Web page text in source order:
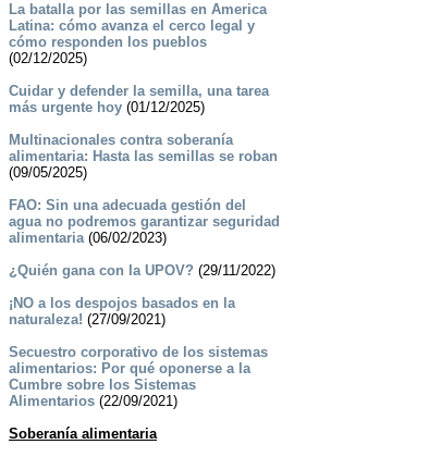
La batalla por las semillas en America
Latina: cómo avanza el cerco legal y
cómo responden los pueblos
(02/12/2025)
Cuidar y defender la semilla, una tarea
más urgente hoy(01/12/2025)
Multinacionales contra soberanía
alimentaria: Hasta las semillas se roban
(09/05/2025)
FAO: Sin una adecuada gestión del
agua no podremos garantizar seguridad
alimentaria(06/02/2023)
¿Quién gana con la UPOV? (29/11/2022)
¡NO a los despojos basados en la
naturaleza! (27/09/2021)
Secuestro corporativo de los sistemas
alimentarios: Por qué oponerse a la
Cumbre sobre los Sistemas
Alimentarios(22/09/2021)
Soberanía alimentaria